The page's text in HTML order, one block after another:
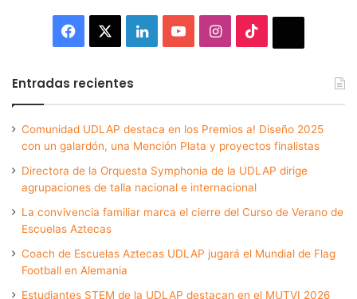
Facebook LinkedInYouTubeInstagram
Entradas recientes
Comunidad UDLAP destaca en los Premios a! Diseño 2025
con un galardón, una Mención Plata y proyectos finalistas
Directora de la Orquesta Symphonia de la UDLAP dirige
agrupaciones de talla nacional e internacional
La convivencia familiar marca el cierre del Curso de Verano de
Escuelas Aztecas
Coach de Escuelas Aztecas UDLAP jugará el Mundial de Flag
Football en Alemania
Estudiantes STEM de la UDLAP destacan en el MUTVI 2026